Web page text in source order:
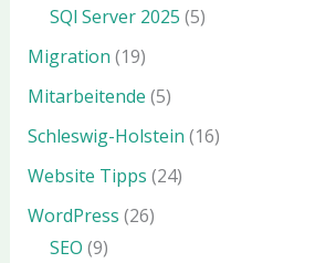
SQl Server 2025 (5)
Migration (19)
Mitarbeitende (5)
Schleswig-Holstein (16)
Website Tipps (24)
WordPress (26)
SEO (9)